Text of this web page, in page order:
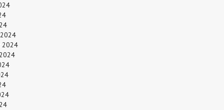
2024